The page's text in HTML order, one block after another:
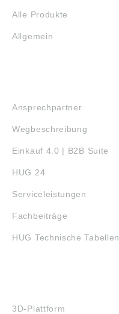
Alle Produkte
Allgemein
Ansprechpartner
Wegbeschreibung
Einkauf 4.0 | B2B Suite
HUG 24
Serviceleistungen
Fachbeiträge
HUG Technische Tabellen
3D-Plattform